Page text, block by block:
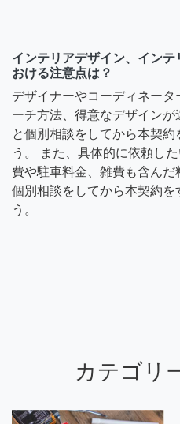
インテリアデザイン、イン
おける注意点は？
デザイナーやコーディネー
ーチ方法、得意なデザイン
と個別相談をしてから本契
う。 また、具体的に依頼し
費や駐車料金、雑費も含ん
個別相談をしてから本契約を
う。
カテゴリ